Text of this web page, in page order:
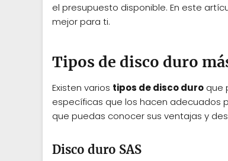
el presupuesto disponible. En este
mejor para ti.
Tipos de disco duro
Existen varios tipos de disco duro que
específicas que los hacen adecuados
que puedas conocer sus ventajas y
Disco duro SAS